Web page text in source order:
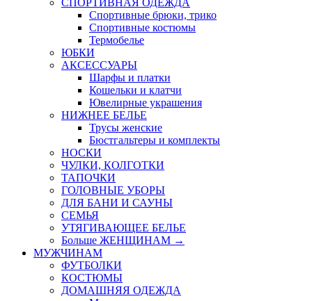
СПОРТИВНАЯ ОДЕЖДА
Спортивные брюки, трико
Спортивные костюмы
Термобелье
ЮБКИ
AКСЕССУАРЫ
Шарфы и платки
Кошельки и клатчи
Ювелирные украшения
НИЖНЕЕ БЕЛЬЕ
Трусы женские
Бюстгальтеры и комплекты
НОСКИ
ЧУЛКИ, КОЛГОТКИ
ТАПОЧКИ
ГОЛОВНЫЕ УБОРЫ
ДЛЯ БАНИ И САУНЫ
СЕМЬЯ
УТЯГИВАЮЩЕЕ БЕЛЬЕ
Больше ЖЕНЩИНАМ →
МУЖЧИНАМ
ФУТБОЛКИ
КОСТЮМЫ
ДОМАШНЯЯ ОДЕЖДА